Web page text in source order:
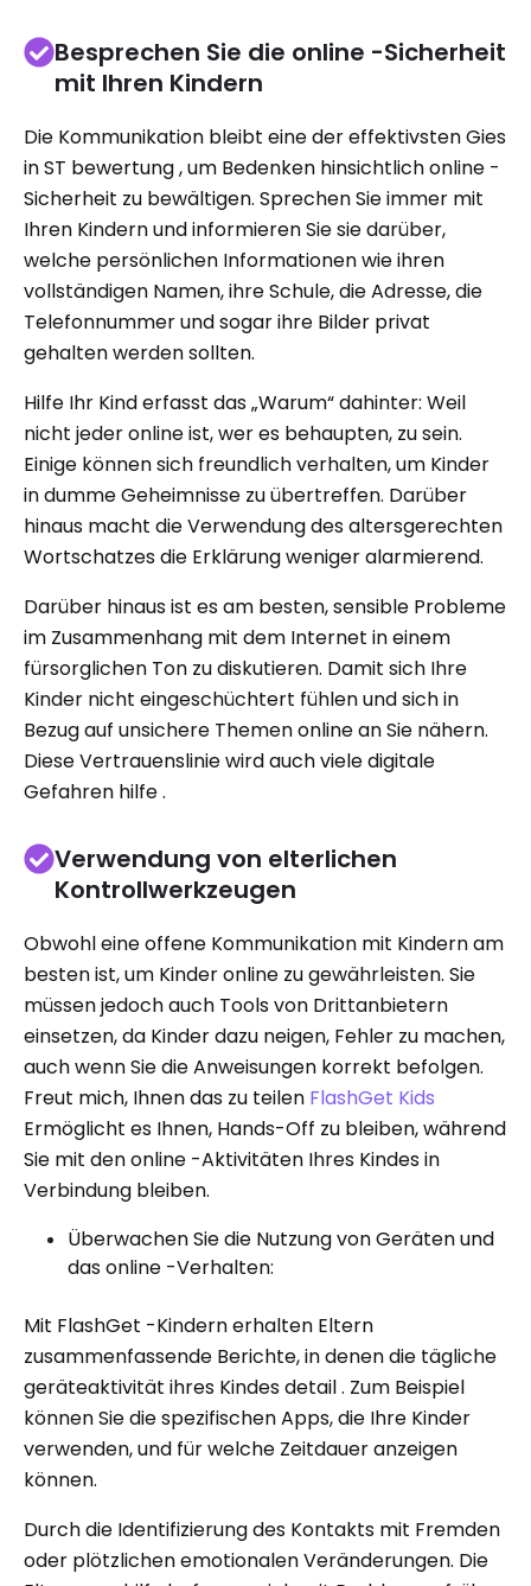
Besprechen Sie die online -Sicherheit
mit Ihren Kindern
Die Kommunikation bleibt eine der effektivsten Gies
in ST bewertung , um Bedenken hinsichtlich online -
Sicherheit zu bewältigen. Sprechen Sie immer mit
Ihren Kindern und informieren Sie sie darüber,
welche persönlichen Informationen wie ihren
vollständigen Namen, ihre Schule, die Adresse, die
Telefonnummer und sogar ihre Bilder privat
gehalten werden sollten.
Hilfe Ihr Kind erfasst das „Warum“ dahinter: Weil
nicht jeder online ist, wer es behaupten, zu sein.
Einige können sich freundlich verhalten, um Kinder
in dumme Geheimnisse zu übertreffen. Darüber
hinaus macht die Verwendung des altersgerechten
Wortschatzes die Erklärung weniger alarmierend.
Darüber hinaus ist es am besten, sensible Probleme
im Zusammenhang mit dem Internet in einem
fürsorglichen Ton zu diskutieren. Damit sich Ihre
Kinder nicht eingeschüchtert fühlen und sich in
Bezug auf unsichere Themen online an Sie nähern.
Diese Vertrauenslinie wird auch viele digitale
Gefahren hilfe .
Verwendung von elterlichen
Kontrollwerkzeugen
Obwohl eine offene Kommunikation mit Kindern am
besten ist, um Kinder online zu gewährleisten. Sie
müssen jedoch auch Tools von Drittanbietern
einsetzen, da Kinder dazu neigen, Fehler zu machen,
auch wenn Sie die Anweisungen korrekt befolgen.
Freut mich, Ihnen das zu teilen FlashGet Kids
Ermöglicht es Ihnen, Hands-Off zu bleiben, während
Sie mit den online -Aktivitäten Ihres Kindes in
Verbindung bleiben.
Überwachen Sie die Nutzung von Geräten und
das online -Verhalten:
Mit FlashGet -Kindern erhalten Eltern
zusammenfassende Berichte, in denen die tägliche
geräteaktivität ihres Kindes detail . Zum Beispiel
können Sie die spezifischen Apps, die Ihre Kinder
verwenden, und für welche Zeitdauer anzeigen
können.
Durch die Identifizierung des Kontakts mit Fremden
oder plötzlichen emotionalen Veränderungen. Die